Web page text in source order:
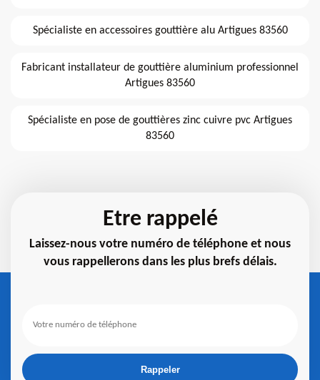
Spécialiste en accessoires gouttière alu Artigues 83560
Fabricant installateur de gouttière aluminium professionnel
Artigues 83560
Spécialiste en pose de gouttières zinc cuivre pvc Artigues
83560
Etre rappelé
Laissez-nous votre numéro de téléphone et nous
vous rappellerons dans les plus brefs délais.